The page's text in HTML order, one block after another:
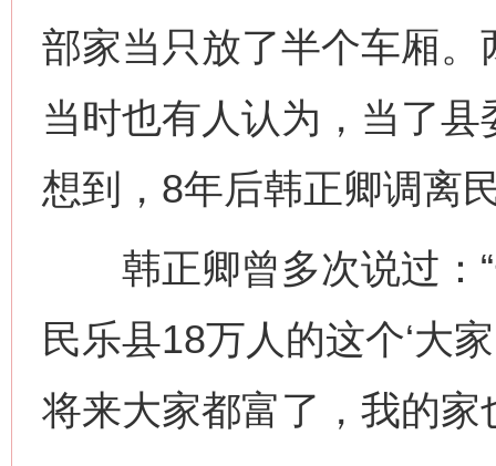
部家当只放了半个车厢。
当时也有人认为，当了
想到，8年后韩正卿调离
韩正卿曾多次说过：“
民乐县18万人的这个‘大
将来大家都富了，我的家